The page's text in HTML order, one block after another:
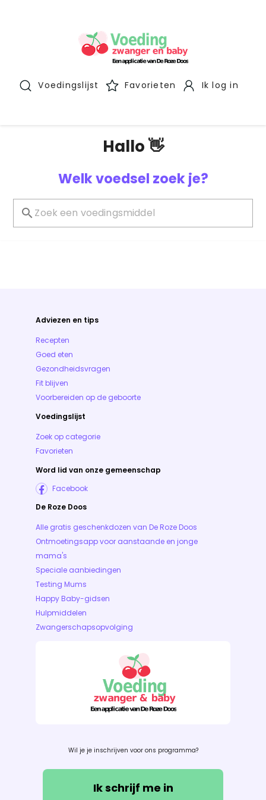
Voedingslijst Favorieten Ik log in
Hallo 👋
Welk voedsel zoek je?
Adviezen en tips
Recepten
Goed eten
Gezondheidsvragen
Fit blijven
Voorbereiden op de geboorte
Voedingslijst
Zoek op categorie
Favorieten
Word lid van onze gemeenschap
Facebook
De Roze Doos
Alle gratis geschenkdozen van De Roze Doos
Ontmoetingsapp voor aanstaande en jonge
mama's
Speciale aanbiedingen
Testing Mums
Happy Baby-gidsen
Hulpmiddelen
Zwangerschapsopvolging
Wil je je inschrijven voor ons programma?
Ik schrijf me in